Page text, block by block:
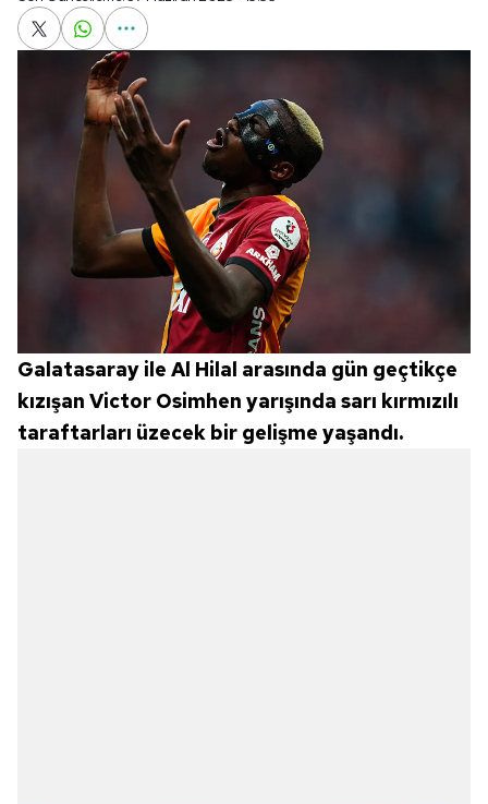
Galatasaray ile Al Hilal arasında gün geçtikçe
kızışan Victor Osimhen yarışında sarı kırmızılı
taraftarları üzecek bir gelişme yaşandı.